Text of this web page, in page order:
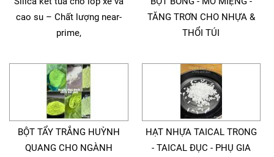
cao su – Chất lượng near-
prime,
TĂNG TRƠN CHO NHỰA &
THỔI TÚI
BỘT TẨY TRẮNG HUỲNH
QUANG CHO NGÀNH
HẠT NHỰA TAICAL TRONG
- TAICAL ĐỤC - PHỤ GIA